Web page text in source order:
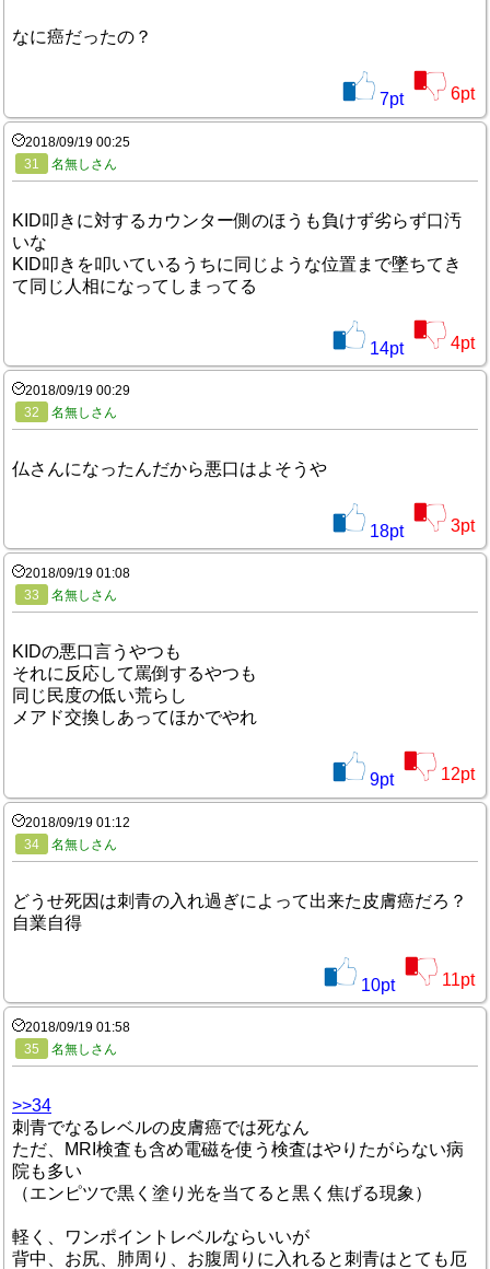
なに癌だったの？
7pt 6pt
2018/09/19 00:25
31
名無しさん
KID叩きに対するカウンター側のほうも負けず劣らず口汚
いな
KID叩きを叩いているうちに同じような位置まで墜ちてき
て同じ人相になってしまってる
14pt 4pt
2018/09/19 00:29
32
名無しさん
仏さんになったんだから悪口はよそうや
18pt 3pt
2018/09/19 01:08
33
名無しさん
KIDの悪口言うやつも
それに反応して罵倒するやつも
同じ民度の低い荒らし
メアド交換しあってほかでやれ
9pt 12pt
2018/09/19 01:12
34
名無しさん
どうせ死因は刺青の入れ過ぎによって出来た皮膚癌だろ？
自業自得
10pt 11pt
2018/09/19 01:58
35
名無しさん
>>34
刺青でなるレベルの皮膚癌では死なん
ただ、MRI検査も含め電磁を使う検査はやりたがらない病
院も多い
（エンピツで黒く塗り光を当てると黒く焦げる現象）
軽く、ワンポイントレベルならいいが
背中、お尻、肺周り、お腹周りに入れると刺青はとても厄